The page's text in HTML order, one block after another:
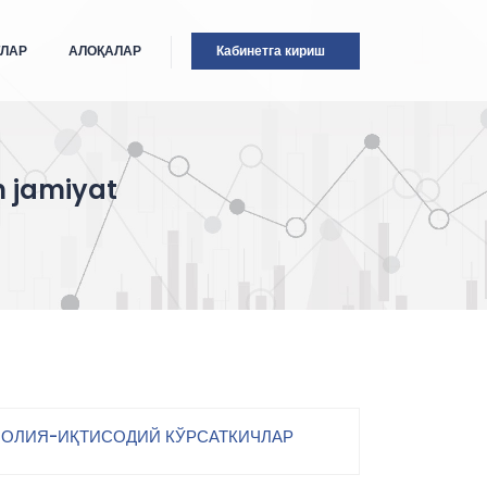
Кабинетга кириш
АЛОҚАЛАР
jamiyat
ИҚТИСОДИЙ КЎРСАТКИЧЛАР